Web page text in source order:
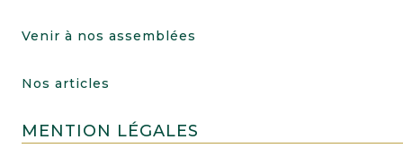
Venir à nos assemblées
Nos articles
MENTION LÉGALES